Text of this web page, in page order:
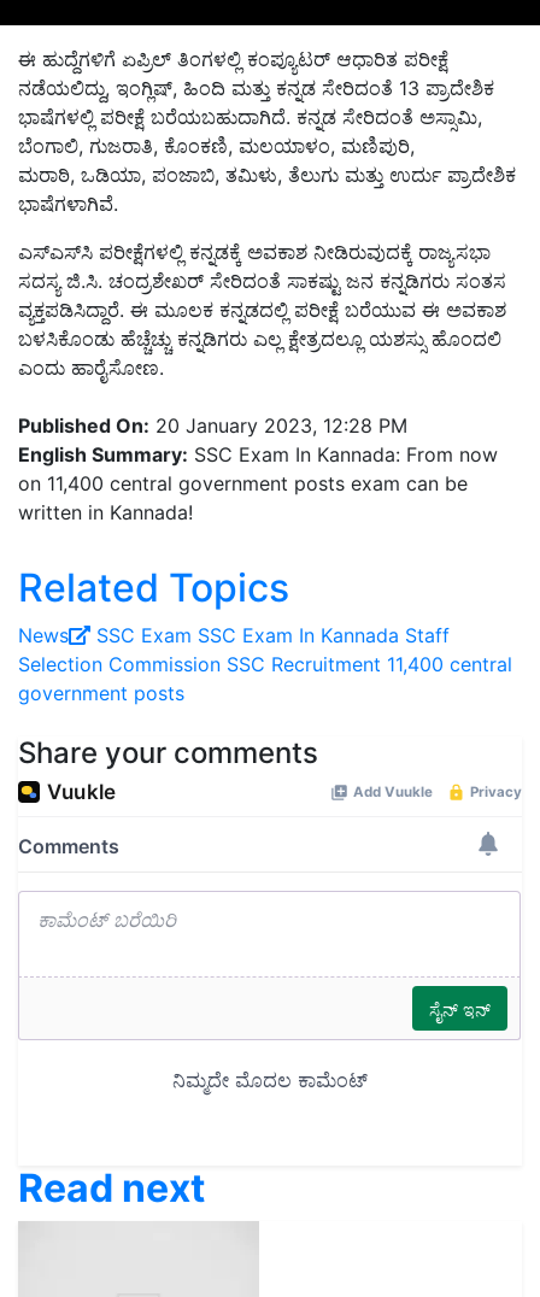
ಈ ಹುದ್ದೆಗಳಿಗೆ ಏಪ್ರಿಲ್‌ ತಿಂಗಳಲ್ಲಿ ಕಂಪ್ಯೂಟರ್‌ ಆಧಾರಿತ ಪರೀಕ್ಷೆ
ನಡೆಯಲಿದ್ದು, ಇಂಗ್ಲಿಷ್‌, ಹಿಂದಿ ಮತ್ತು ಕನ್ನಡ ಸೇರಿದಂತೆ 13 ಪ್ರಾದೇಶಿಕ
ಭಾಷೆಗಳಲ್ಲಿ ಪರೀಕ್ಷೆ ಬರೆಯಬಹುದಾಗಿದೆ. ಕನ್ನಡ ಸೇರಿದಂತೆ ಅಸ್ಸಾಮಿ,
ಬೆಂಗಾಲಿ, ಗುಜರಾತಿ, ಕೊಂಕಣಿ, ಮಲಯಾಳಂ, ಮಣಿಪುರಿ,
ಮರಾಠಿ, ಒಡಿಯಾ, ಪಂಜಾಬಿ, ತಮಿಳು, ತೆಲುಗು ಮತ್ತು ಉರ್ದು ಪ್ರಾದೇಶಿಕ
ಭಾಷೆಗಳಾಗಿವೆ.
ಎಸ್‌ಎಸ್‌ಸಿ ಪರೀಕ್ಷೆಗಳಲ್ಲಿ ಕನ್ನಡಕ್ಕೆ ಅವಕಾಶ ನೀಡಿರುವುದಕ್ಕೆ ರಾಜ್ಯಸಭಾ
ಸದಸ್ಯ ಜಿ.ಸಿ. ಚಂದ್ರಶೇಖರ್ ಸೇರಿದಂತೆ ಸಾಕಷ್ಟು ಜನ ಕನ್ನಡಿಗರು ಸಂತಸ
ವ್ಯಕ್ತಪಡಿಸಿದ್ದಾರೆ. ಈ ಮೂಲಕ ಕನ್ನಡದಲ್ಲಿ ಪರೀಕ್ಷೆ ಬರೆಯುವ ಈ ಅವಕಾಶ
ಬಳಸಿಕೊಂಡು ಹೆಚ್ಚೆಚ್ಚು ಕನ್ನಡಿಗರು ಎಲ್ಲ ಕ್ಷೇತ್ರದಲ್ಲೂ ಯಶಸ್ಸು ಹೊಂದಲಿ
ಎಂದು ಹಾರೈಸೋಣ.
Published On: 20 January 2023, 12:28 PM
English Summary: SSC Exam In Kannada: From now
on 11,400 central government posts exam can be
written in Kannada!
Related Topics
News SSC Exam SSC Exam In Kannada Staff
Selection Commission SSC Recruitment 11,400 central
government posts
Share your comments
Read next